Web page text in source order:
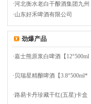
·河北衡水老白干酿酒集团九州
·山东好禾啤酒有限公司
劲爆产品
·嘉士熊原浆白啤酒【12°500ml
· 贝瑞星精酿啤酒【3.8°500ml*
·路易卡丹珍藏干红(五星)卡盒